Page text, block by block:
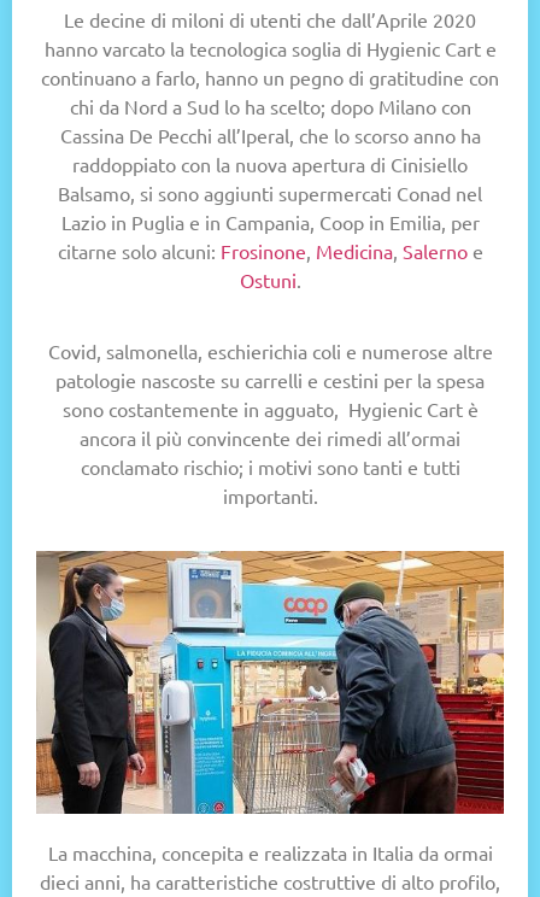
Le decine di miloni di utenti che dall’Aprile 2020
hanno varcato la tecnologica soglia di Hygienic Cart e
continuano a farlo, hanno un pegno di gratitudine con
chi da Nord a Sud lo ha scelto; dopo Milano con
Cassina De Pecchi all’Iperal, che lo scorso anno ha
raddoppiato con la nuova apertura di Cinisiello
Balsamo, si sono aggiunti supermercati Conad nel
Lazio in Puglia e in Campania, Coop in Emilia, per
citarne solo alcuni: Frosinone, Medicina, Salernoe
Ostuni.
Covid, salmonella, eschierichia coli e numerose altre
patologie nascoste su carrelli e cestini per la spesa
sono costantemente in agguato, Hygienic Cart è
ancora il più convincente dei rimedi all’ormai
conclamato rischio; i motivi sono tanti e tutti
importanti.
La macchina, concepita e realizzata in Italia da ormai
dieci anni, ha caratteristiche costruttive di alto profilo,